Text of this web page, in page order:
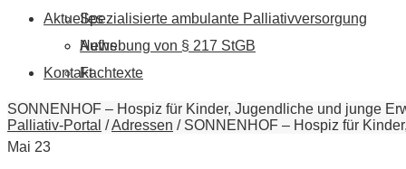
Aktuelles
News
Fachtexte
Spezialisierte ambulante Palliativversorgung
Aufhebung von § 217 StGB
Kontakt
SONNENHOF – Hospiz für Kinder, Jugendliche und junge
Palliativ-Portal /Adressen / SONNENHOF – Hospiz für
Mai 23